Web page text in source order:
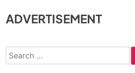
ADVERTISEMENT
Search
for: